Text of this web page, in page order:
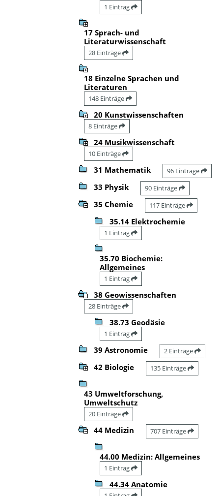
1 Eintrag
17 Sprach- und
Literaturwissenschaft
28 Einträge
18 Einzelne Sprachen und
Literaturen
148 Einträge
20 Kunstwissenschaften
8 Einträge
24 Musikwissenschaft
10 Einträge
31 Mathematik 96 Einträge
33 Physik 90 Einträge
35 Chemie 117 Einträge
35.14 Elektrochemie
1 Eintrag
35.70 Biochemie:
Allgemeines
1 Eintrag
38 Geowissenschaften
28 Einträge
38.73 Geodäsie
1 Eintrag
39 Astronomie 2 Einträge
42 Biologie 135 Einträge
43 Umweltforschung,
Umweltschutz
20 Einträge
44 Medizin 707 Einträge
44.00 Medizin: Allgemeines
1 Eintrag
44.34 Anatomie